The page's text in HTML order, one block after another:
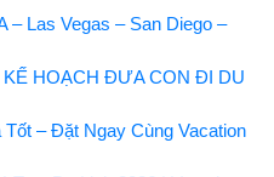
– Las Vegas – San Diego –
KẾ HOẠCH ĐƯA CON ĐI DU
Tốt – Đặt Ngay Cùng Vacation